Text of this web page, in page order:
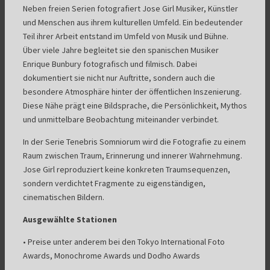
Neben freien Serien fotografiert Jose Girl Musiker, Künstler
und Menschen aus ihrem kulturellen Umfeld. Ein bedeutender
Teil ihrer Arbeit entstand im Umfeld von Musik und Bühne.
Über viele Jahre begleitet sie den spanischen Musiker
Enrique Bunbury fotografisch und filmisch. Dabei
dokumentiert sie nicht nur Auftritte, sondern auch die
besondere Atmosphäre hinter der öffentlichen Inszenierung.
Diese Nähe prägt eine Bildsprache, die Persönlichkeit, Mythos
und unmittelbare Beobachtung miteinander verbindet.
In der Serie Tenebris Somniorum wird die Fotografie zu einem
Raum zwischen Traum, Erinnerung und innerer Wahrnehmung.
Jose Girl reproduziert keine konkreten Traumsequenzen,
sondern verdichtet Fragmente zu eigenständigen,
cinematischen Bildern.
Ausgewählte Stationen
• Preise unter anderem bei den Tokyo International Foto
Awards, Monochrome Awards und Dodho Awards